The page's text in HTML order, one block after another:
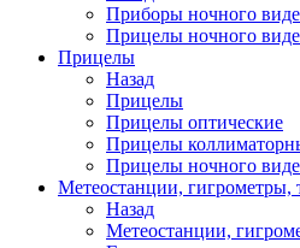
Приборы ночного
Прицелы ночного
Прицелы
Назад
Прицелы
Прицелы оптические
Прицелы
Прицелы ночного
Метеостанции, гигрометры,
Назад
Метеостанции,